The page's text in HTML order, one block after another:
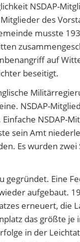
NSDAP-
des
musste
auf
beseitigt.
NSDAP-
NSDAP-
sein Amt
Es wurden
Eine
aufgebaut.
erneuert,
das größte
in der